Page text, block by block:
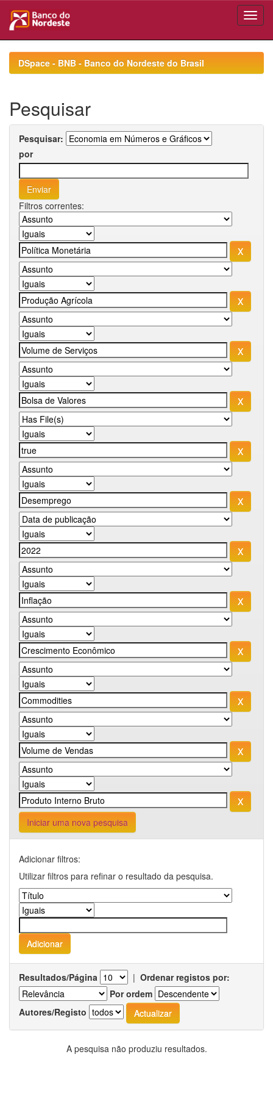
navigationDSpace - BNB - Banco do Nordeste do Brasil
Pesquisar
Pesquisar:
por
Filtros correntes:
Iniciar uma nova pesquisa
Adicionar filtros:
Utilizar filtros para refinar o resultado da pesquisa.
Resultados/Página | Ordenar registos por:
Por ordem
Autores/Registo
A pesquisa não produziu resultados.